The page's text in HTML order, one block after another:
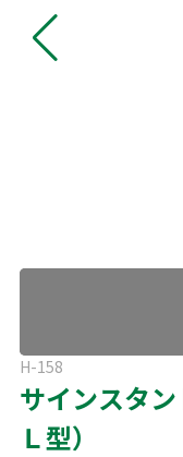
受
甘木店
※最
サインスタ
Ｌ型）
H-158